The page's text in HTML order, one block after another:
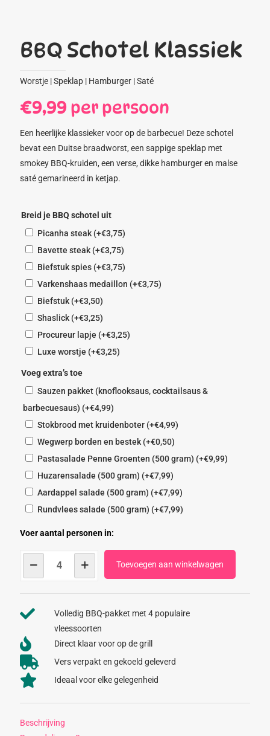
BBQ Schotel Klassiek
Worstje | Speklap | Hamburger | Saté
€9,99 per persoon
Een heerlijke klassieker voor op de barbecue! Deze schotel
bevat een Duitse braadworst, een sappige speklap met
smokey BBQ-kruiden, een verse, dikke hamburger en malse
saté gemarineerd in ketjap.
Breid je BBQ schotel uit
Picanha steak (+€3,75)
Bavette steak (+€3,75)
Biefstuk spies (+€3,75)
Varkenshaas medaillon (+€3,75)
Biefstuk (+€3,50)
Shaslick (+€3,25)
Procureur lapje (+€3,25)
Luxe worstje (+€3,25)
Voeg extra’s toe
Sauzen pakket (knoflooksaus, cocktailsaus &
barbecuesaus) (+€4,99)
Stokbrood met kruidenboter (+€4,99)
Wegwerp borden en bestek (+€0,50)
Pastasalade Penne Groenten (500 gram) (+€9,99)
Huzarensalade (500 gram) (+€7,99)
Aardappel salade (500 gram) (+€7,99)
Rundvlees salade (500 gram) (+€7,99)
Voer aantal personen in:
BBQ
Toevoegen aan winkelwagen
Volledig BBQ-pakket met 4 populaire
vleessoorten
Direct klaar voor op de grill
Vers verpakt en gekoeld geleverd
Ideaal voor elke gelegenheid
Beschrijving